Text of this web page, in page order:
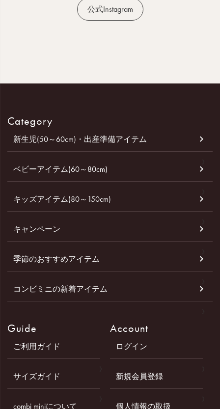
公式Instagram
Category
新生児(50～60cm)・出産準備アイテム
ベビーアイテム(60～80cm)
キッズアイテム(80～150cm)
キャンペーン
季節のおすすめアイテム
コンビミニの新着アイテム
Guide
ご利用ガイド
サイズガイド
combi miniについて
Account
ログイン
新規会員登録
個人情報の取扱